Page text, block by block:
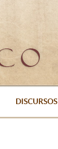
DISCURSOS